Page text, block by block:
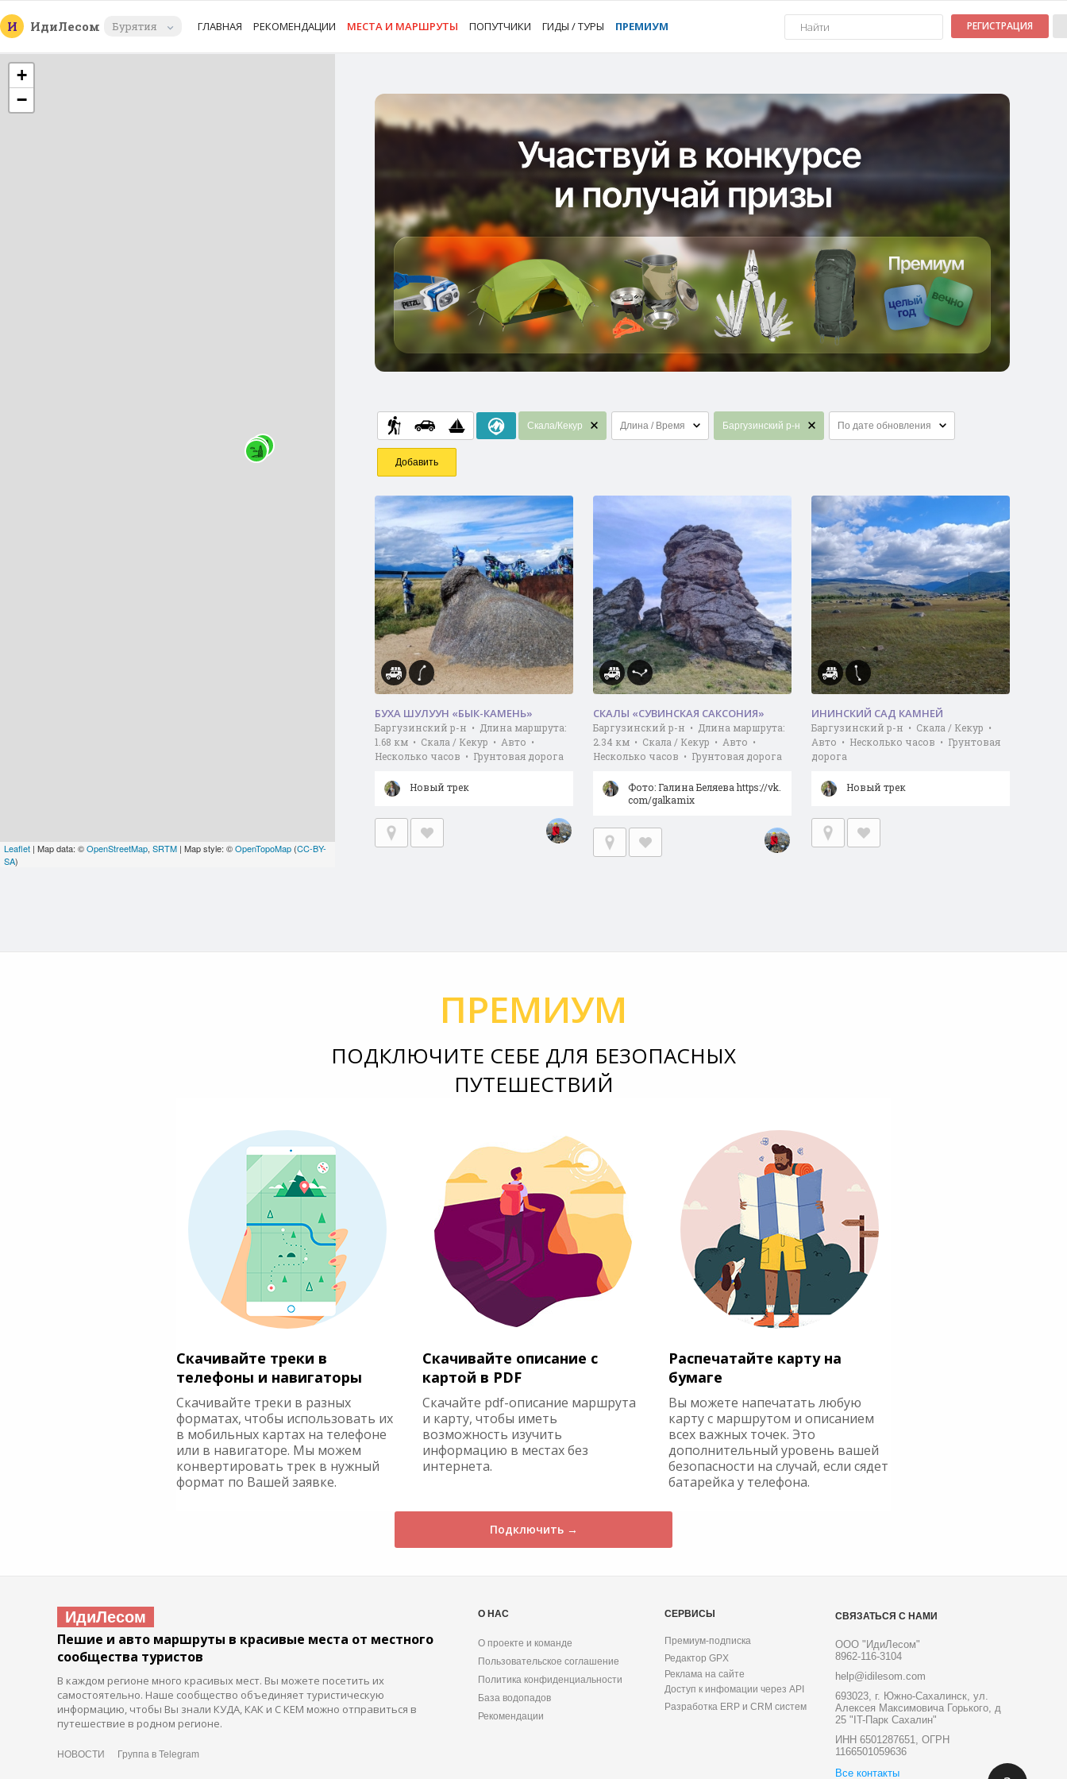
И ИдиЛесом Бурятия ГЛАВНАЯ РЕКОМЕНДАЦИИ МЕСТА И МАРШРУТЫ ПОПУТЧИКИ ГИДЫ / ТУРЫ ПРЕМИУМ РЕГИСТРАЦИЯ
+
−
Leaflet | Map data: ©OpenStreetMap, SRTM | Map style: ©OpenTopoMap (CC-BY-
SA)
Скала/Кекур Длина / Время Баргузинский р-н По дате обновления
Добавить
БУХА ШУЛУУН «БЫК-КАМЕНЬ»
Баргузинский р-н • Длина маршрута:
1.68 км • Скала / Кекур • Авто •
Несколько часов • Грунтовая дорога
Новый трек
СКАЛЫ «СУВИНСКАЯ САКСОНИЯ»
Баргузинский р-н • Длина маршрута:
2.34 км • Скала / Кекур • Авто •
Несколько часов • Грунтовая дорога
Фото: Галина Беляева https://vk.
com/galkamix
ИНИНСКИЙ САД КАМНЕЙ
Баргузинский р-н • Скала / Кекур •
Авто • Несколько часов • Грунтовая
дорога
Новый трек
ПРЕМИУМ
ПОДКЛЮЧИТЕ СЕБЕ ДЛЯ БЕЗОПАСНЫХ
ПУТЕШЕСТВИЙ
Скачивайте треки в
телефоны и навигаторы
Скачивайте треки в разных
форматах, чтобы использовать их
в мобильных картах на телефоне
или в навигаторе. Мы можем
конвертировать трек в нужный
формат по Вашей заявке.
Скачивайте описание с
картой в PDF
Скачайте pdf-описание маршрута
и карту, чтобы иметь
возможность изучить
информацию в местах без
интернета.
Распечатайте карту на
бумаге
Вы можете напечатать любую
карту с маршрутом и описанием
всех важных точек. Это
дополнительный уровень вашей
безопасности на случай, если сядет
батарейка у телефона.
Подключить →
ИдиЛесом
Пешие и авто маршруты в красивые места от местного
сообщества туристов
В каждом регионе много красивых мест. Вы можете посетить их
самостоятельно. Наше сообщество объединяет туристическую
информацию, чтобы Вы знали КУДА, КАК и С КЕМ можно отправиться в
путешествие в родном регионе.
НОВОСТИ Группа в Telegram
О НАС
О проекте и команде
Пользовательское соглашение
Политика конфиденциальности
База водопадов
Рекомендации
СЕРВИСЫ
Премиум-подписка
Редактор GPX
Реклама на сайте
Доступ к инфомации через API
Разработка ERP и CRM систем
СВЯЗАТЬСЯ С НАМИ
ООО "ИдиЛесом"
8962-116-3104
help@idilesom.com
693023, г. Южно-Сахалинск, ул.
Алексея Максимовича Горького, д
25 "IT-Парк Сахалин"
ИНН 6501287651, ОГРН
1166501059636
Все контакты